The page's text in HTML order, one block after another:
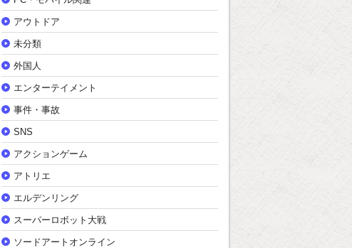
アウトドア
未分類
外国人
エンターテイメント
事件・事故
SNS
アクションゲーム
アトリエ
エルデンリング
スーパーロボット大戦
ソードアートオンライン